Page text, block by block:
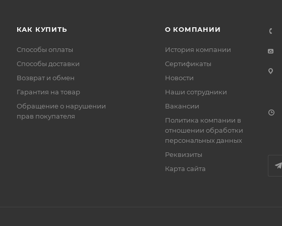
КАК КУПИТЬ
Способы оплаты
Способы доставки
Возврат и обмен
Гарантия на товар
Обращение о нарушении
прав покупателя
О КОМПАНИИ
История компании
Сертификаты
Новости
Наши сотрудники
Вакансии
Политика компании в
отношении обработки
персональных данных
Реквизиты
Карта сайта